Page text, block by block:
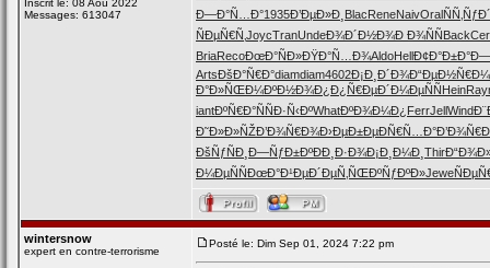
Inscrit le: 08 Aoû 2022
Messages: 613047
Ð—Ð°Ñ…Ð°1935Ð’ÐµÐ»Ð¸ BlacReneNaivOralÑÑ‚ÑƒÐ´
ÑÐµÑ€Ñ‚ JoycTranUndeÐ¾Ð´Ð½Ð¾Ð Ð¾ÑÑBack
BriaRecoÐœÐ°ÑÐ»ÐŸÐ°Ñ…Ð¾AldoHellÐ¢Ð°Ð±Ð°
ArtsÐšÐ°Ñ€Ð°diamdiam4602Ð¡Ð¸Ð´Ð¾Ð“ÐµÐ½Ñ€
Ð°Ð»ÑŒÐ¼ÐºÐ½Ð¾Ð¿ Ð¿Ñ€ÐµÐ´Ð¼ÐµÑÑHein
iantÐºÑ€Ð°ÑÑÐ·Ñ‹ÐºWhatÐºÐ¾Ð¼Ð¿ FerrJellWind
Ð˜Ð»Ð»ÑŽÐ’Ð¾Ñ€Ð¾Ð›ÐµÐ±ÐµÐÑ€Ñ…Ð°
ÐšÑƒÑÐ¸ Ð—ÑƒÐ±ÐºÐÐ¸Ð·Ð¾Ð¡Ð¸Ð¼Ð¸ Thir
Ð¼ÐµÑÑÐœÐ°Ð¹ÐµÐ´ÐµÑ‚ÑŒÐºÑƒÐºÐ»Jewe
wintersnow
expert en contre-terrorisme
Posté le: Dim Sep 01, 2024 7:22 pm